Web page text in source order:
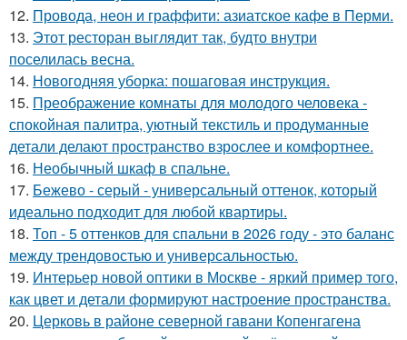
12. Провода, неон и граффити: азиатское кафе в Перми.
13. Этот ресторан выглядит так, будто внутри
поселилась весна.
14. Новогодняя уборка: пошаговая инструкция.
15. Преображение комнаты для молодого человека -
спокойная палитра, уютный текстиль и продуманные
детали делают пространство взрослее и комфортнее.
16. Необычный шкаф в спальне.
17. Бежево - серый - универсальный оттенок, который
идеально подходит для любой квартиры.
18. Топ - 5 оттенков для спальни в 2026 году - это баланс
между трендовостью и универсальностью.
19. Интерьер новой оптики в Москве - яркий пример того,
как цвет и детали формируют настроение пространства.
20. Церковь в районе северной гавани Копенгагена